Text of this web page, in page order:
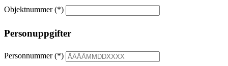
Objektnummer
Personuppgifter
Personnummer